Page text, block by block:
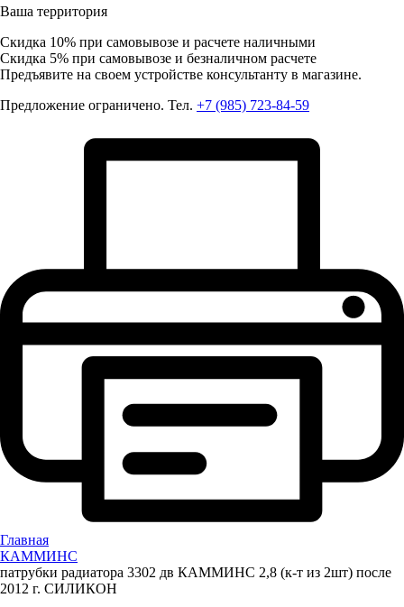
Ваша территория
Скидка 10% при самовывозе и расчете наличными
Скидка 5% при самовывозе и безналичном расчете
Предъявите на своем устройстве консультанту в магазине.
Предложение ограничено. Тел. +7 (985) 723-84-59
Главная
КАММИНС
патрубки радиатора 3302 дв КАММИНС 2,8 (к-т из 2шт) после
2012 г. СИЛИКОН